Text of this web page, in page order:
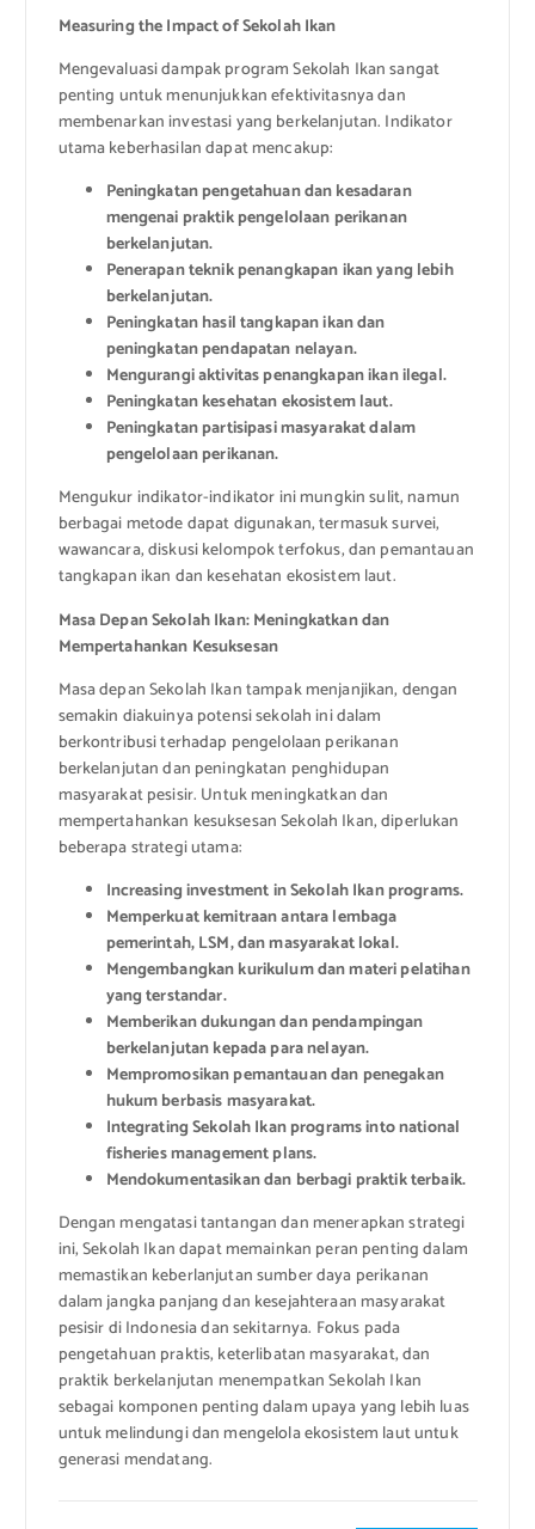
Measuring the Impact of Sekolah Ikan
Mengevaluasi dampak program Sekolah Ikan sangat
penting untuk menunjukkan efektivitasnya dan
membenarkan investasi yang berkelanjutan. Indikator
utama keberhasilan dapat mencakup:
Peningkatan pengetahuan dan kesadaran
mengenai praktik pengelolaan perikanan
berkelanjutan.
Penerapan teknik penangkapan ikan yang lebih
berkelanjutan.
Peningkatan hasil tangkapan ikan dan
peningkatan pendapatan nelayan.
Mengurangi aktivitas penangkapan ikan ilegal.
Peningkatan kesehatan ekosistem laut.
Peningkatan partisipasi masyarakat dalam
pengelolaan perikanan.
Mengukur indikator-indikator ini mungkin sulit, namun
berbagai metode dapat digunakan, termasuk survei,
wawancara, diskusi kelompok terfokus, dan pemantauan
tangkapan ikan dan kesehatan ekosistem laut.
Masa Depan Sekolah Ikan: Meningkatkan dan
Mempertahankan Kesuksesan
Masa depan Sekolah Ikan tampak menjanjikan, dengan
semakin diakuinya potensi sekolah ini dalam
berkontribusi terhadap pengelolaan perikanan
berkelanjutan dan peningkatan penghidupan
masyarakat pesisir. Untuk meningkatkan dan
mempertahankan kesuksesan Sekolah Ikan, diperlukan
beberapa strategi utama:
Increasing investment in Sekolah Ikan programs.
Memperkuat kemitraan antara lembaga
pemerintah, LSM, dan masyarakat lokal.
Mengembangkan kurikulum dan materi pelatihan
yang terstandar.
Memberikan dukungan dan pendampingan
berkelanjutan kepada para nelayan.
Mempromosikan pemantauan dan penegakan
hukum berbasis masyarakat.
Integrating Sekolah Ikan programs into national
fisheries management plans.
Mendokumentasikan dan berbagi praktik terbaik.
Dengan mengatasi tantangan dan menerapkan strategi
ini, Sekolah Ikan dapat memainkan peran penting dalam
memastikan keberlanjutan sumber daya perikanan
dalam jangka panjang dan kesejahteraan masyarakat
pesisir di Indonesia dan sekitarnya. Fokus pada
pengetahuan praktis, keterlibatan masyarakat, dan
praktik berkelanjutan menempatkan Sekolah Ikan
sebagai komponen penting dalam upaya yang lebih luas
untuk melindungi dan mengelola ekosistem laut untuk
generasi mendatang.